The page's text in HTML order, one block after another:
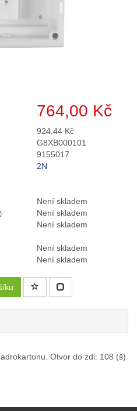
764,00 Kč
924,44 Kč
G8XB000101
9155017
2N
Není skladem
Není skladem
Není skladem
Není skladem
Není skladem
Otvor do zdi: 108 (š)